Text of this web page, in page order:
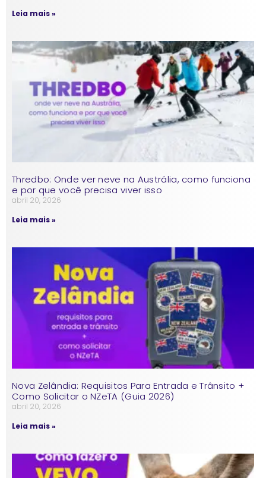
Leia mais »
Thredbo: Onde ver neve na Austrália, como funciona
e por que você precisa viver isso
abril 20, 2026
Leia mais »
Nova Zelândia: Requisitos Para Entrada e Trânsito +
Como Solicitar o NZeTA (Guia 2026)
abril 20, 2026
Leia mais »